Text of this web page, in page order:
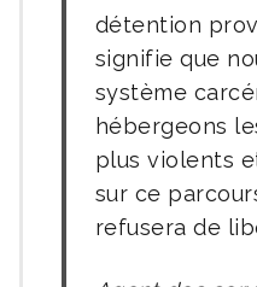
détention
signifie que
système
hébergeons
plus violents
sur ce
refusera de